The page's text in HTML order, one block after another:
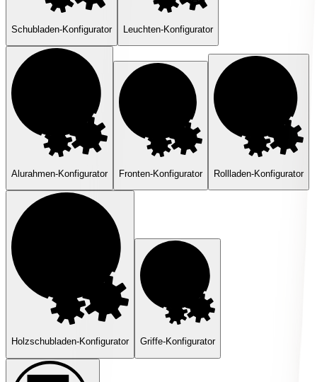
Schubladen-Konfigurator Leuchten-Konfigurator
Alurahmen-Konfigurator Fronten-Konfigurator Rollladen-Konfigurator
Holzschubladen-Konfigurator Griffe-Konfigurator